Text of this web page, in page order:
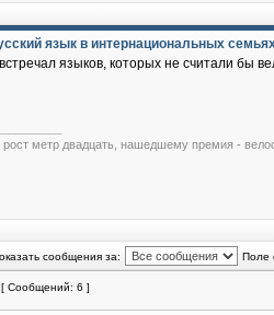
язык в интернациональных
языков, которых не считали бы
рост метр двадцать, нашедшему премия -
сообщения за: Поле
[ Сообщений: 6 ]